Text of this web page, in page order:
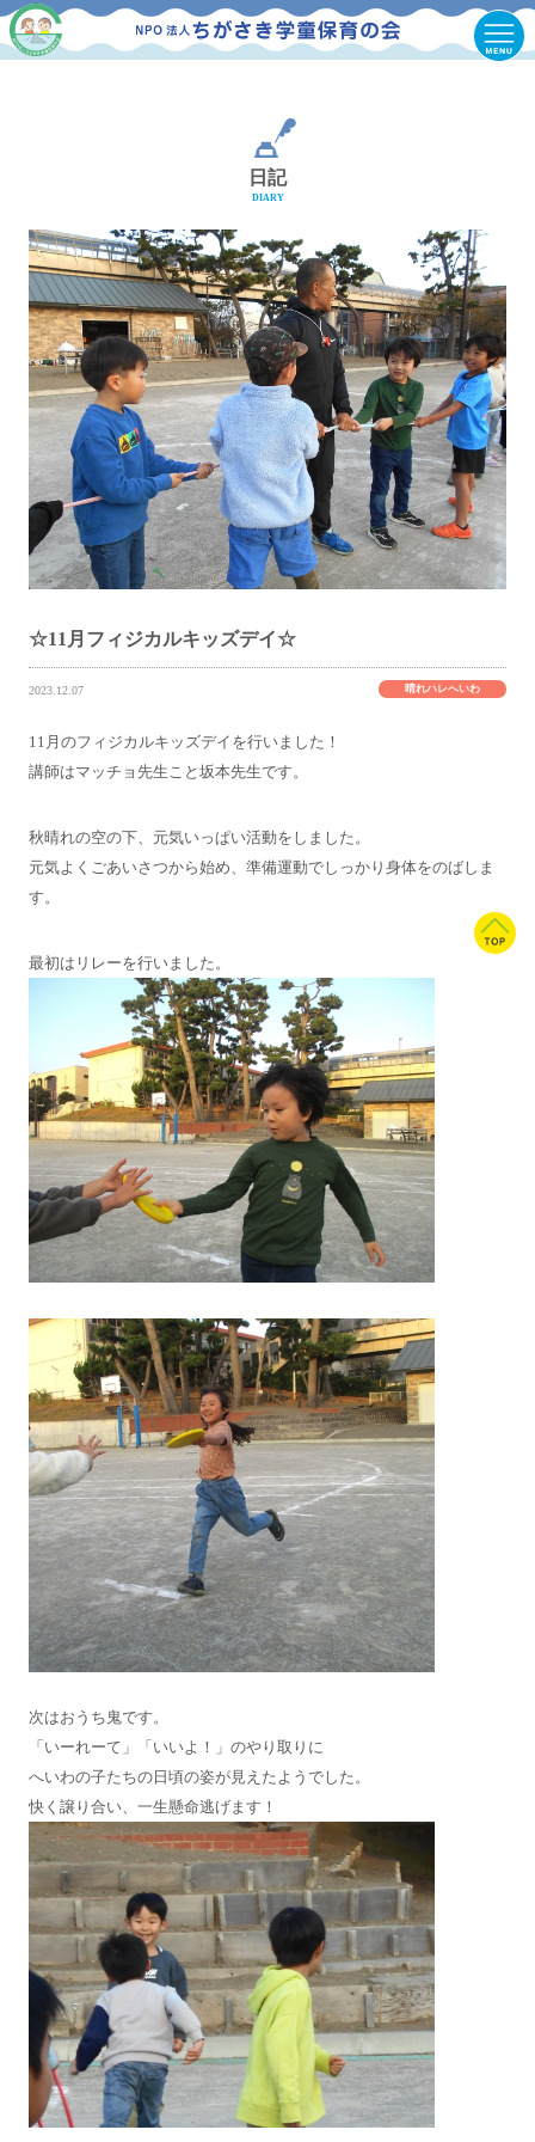
日記
DIARY
☆11月フィジカルキッズデイ☆
2023.12.07 晴れハレへいわ
11月のフィジカルキッズデイを行いました！
講師はマッチョ先生こと坂本先生です。
秋晴れの空の下、元気いっぱい活動をしました。
元気よくごあいさつから始め、準備運動でしっかり身体をのばしま
す。
最初はリレーを行いました。
次はおうち鬼です。
「いーれーて」「いいよ！」のやり取りに
へいわの子たちの日頃の姿が見えたようでした。
快く譲り合い、一生懸命逃げます！